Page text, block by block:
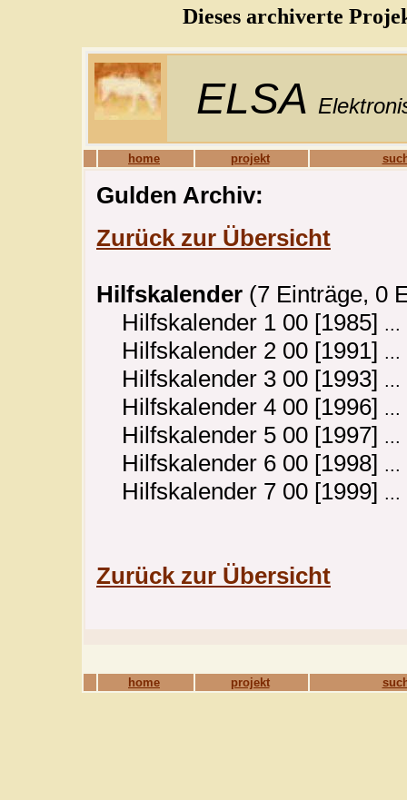
Dieses archiverte
ELSA
home projekt
Gulden Archiv:
Zurück zur Übersicht
Hilfskalender (7 Einträge, 0
Hilfskalender 1 00 [1985] ...
Hilfskalender 2 00 [1991] ...
Hilfskalender 3 00 [1993] ...
Hilfskalender 4 00 [1996] ...
Hilfskalender 5 00 [1997] ...
Hilfskalender 6 00 [1998] ...
Hilfskalender 7 00 [1999] ...
Zurück zur Übersicht
home projekt